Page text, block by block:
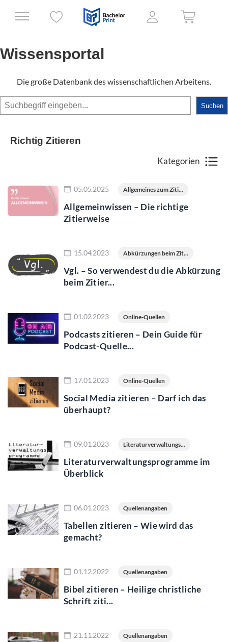
Wissensportal
Die große Datenbank des wissenschaftlichen Arbeitens.
Suchen Suchen
Richtig Zitieren
Kategorien
05.05.2025 Allgemeines zum Ziti...
Allgemeinwissen – Die richtige
Zitierweise
15.04.2023 Abkürzungen beim Zit...
Vgl. – So verwendest du die Abkürzung
beim Zitier...
01.02.2023 Online-Quellen
Podcasts zitieren – Dein Guide für
Podcast-Quelle...
17.01.2023 Online-Quellen
Social Media zitieren – Darf ich das
überhaupt?
09.01.2023 Literaturverwaltungs...
Literaturverwaltungsprogramme im
Überblick
06.01.2023 Quellenangaben
Tabellen zitieren – Wie wird das
gemacht?
01.12.2022 Quellenangaben
Bibel zitieren – Heilige christliche
Schrift ziti...
21.11.2022 Quellenangaben